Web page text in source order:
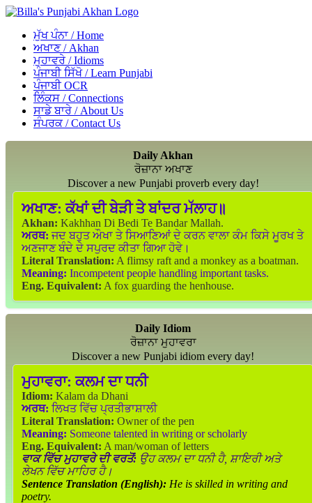
ਮੁੱਖ ਪੰਨਾ / Home
ਅਖਾਣ / Akhan
ਮੁਹਾਵਰੇ / Idioms
ਪੰਜਾਬੀ ਸਿੱਖੋ / Learn Punjabi
ਪੰਜਾਬੀ OCR
ਲਿੰਕਸ / Connections
ਸਾਡੇ ਬਾਰੇ / About Us
ਸੰਪਰਕ / Contact Us
Daily Akhan
ਰੋਜ਼ਾਨਾ ਅਖਾਣ
Discover a new Punjabi proverb every day!
ਅਖਾਣ: ਕੱਖਾਂ ਦੀ ਬੇੜੀ ਤੇ ਬਾਂਦਰ ਮੱਲਾਹ॥
Akhan: Kakhhan Di Bedi Te Bandar Mallah.
ਅਰਥ: ਜਦ ਬਹੁਤ ਔਖਾ ਤੇ ਸਿਆਣਿਆਂ ਦੇ ਕਰਨ ਵਾਲਾ ਕੰਮ ਕਿਸੇ ਮੂਰਖ ਤੇ
ਅਣਜਾਣ ਬੰਦੇ ਦੇ ਸਪੁਰਦ ਕੀਤਾ ਗਿਆ ਹੋਵੇ।
Literal Translation: A flimsy raft and a monkey as a boatman.
Meaning: Incompetent people handling important tasks.
Eng. Equivalent: A fox guarding the henhouse.
Daily Idiom
ਰੋਜ਼ਾਨਾ ਮੁਹਾਵਰਾ
Discover a new Punjabi idiom every day!
ਮੁਹਾਵਰਾ: ਕਲਮ ਦਾ ਧਨੀ
Idiom: Kalam da Dhani
ਅਰਥ: ਲਿਖਤ ਵਿੱਚ ਪ੍ਰਤੀਭਾਸ਼ਾਲੀ
Literal Translation: Owner of the pen
Meaning: Someone talented in writing or scholarly
Eng. Equivalent: A man/woman of letters
ਵਾਕ ਵਿੱਚ ਮੁਹਾਵਰੇ ਦੀ ਵਰਤੋਂ: ਉਹ ਕਲਮ ਦਾ ਧਨੀ ਹੈ, ਸ਼ਾਇਰੀ ਅਤੇ
ਲੇਖਨ ਵਿੱਚ ਮਾਹਿਰ ਹੈ।
Sentence Translation (English): He is skilled in writing and
poetry.